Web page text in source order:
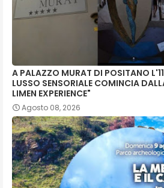
A PALAZZO MURAT DI POSITANO
LUSSO SENSORIALE COMINCIA
LIMEN EXPERIENCE"
Agosto 08, 2026